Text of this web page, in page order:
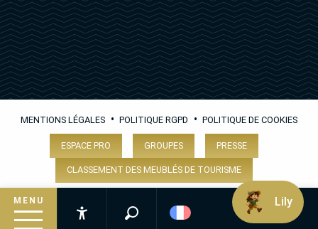
MENU
Recherche
MENTIONS LÉGALES • POLITIQUE RGPD • POLITIQUE DE COOKIES
ESPACE PRO GROUPES PRESSE
CLASSEMENT DES MEUBLÉS DE TOURISME
Lily